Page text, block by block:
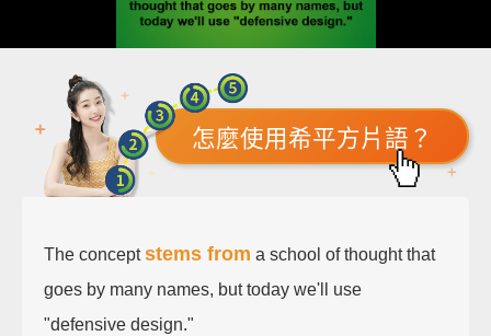
怎麼使用希平方片語？
The conceptstems from a school of thought that
goes by many names, but today we'll use
"defensive design."